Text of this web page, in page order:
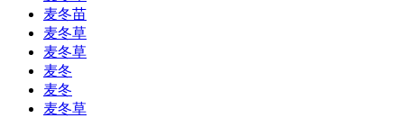
麦冬苗
麦冬草
麦冬草
麦冬
麦冬
麦冬草